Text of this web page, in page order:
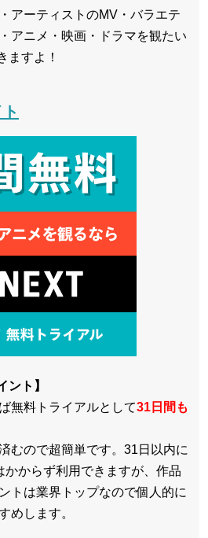
アーティストのMV・バラエテ
アニメ・映画・ドラマを観たい
ますよ！
ント】
無料トライアルとして31日間も
むので超簡単です。31日以内に
からず利用できますが、作品
トは業界トップなので個人的に
めします。